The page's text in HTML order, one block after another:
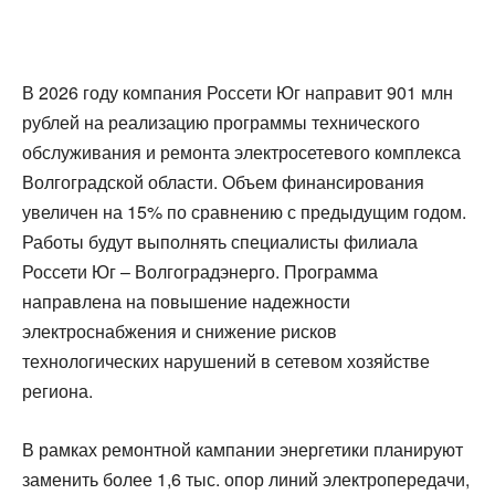
В 2026 году компания Россети Юг направит 901 млн
рублей на реализацию программы технического
обслуживания и ремонта электросетевого комплекса
Волгоградской области. Объем финансирования
увеличен на 15% по сравнению с предыдущим годом.
Работы будут выполнять специалисты филиала
Россети Юг – Волгоградэнерго. Программа
направлена на повышение надежности
электроснабжения и снижение рисков
технологических нарушений в сетевом хозяйстве
региона.
В рамках ремонтной кампании энергетики планируют
заменить более 1,6 тыс. опор линий электропередачи,